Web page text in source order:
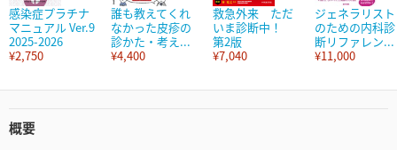
感染症プラチナ
マニュアル Ver.9
2025-2026
¥2,750
誰も教えてくれ
なかった皮疹の
診かた・考え...
¥4,400
救急外来 ただ
いま診断中！
第2版
¥7,040
ジェネラリスト
のための内科診
断リファレン...
¥11,000
概要